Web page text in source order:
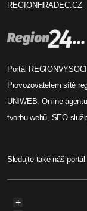
REGIONHRADEC.CZ
Portál
Provozovatelem sítě
UNIWEB. Online
tvorbu webů, SEO
Sledujte také náš
+